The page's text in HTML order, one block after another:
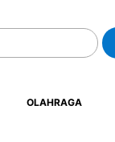
OLAHRAGA